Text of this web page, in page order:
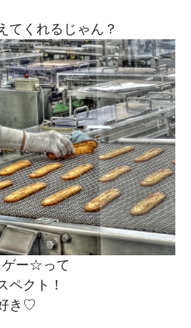
てくれるじゃん？
ゲー☆って
ペクト！
き♡